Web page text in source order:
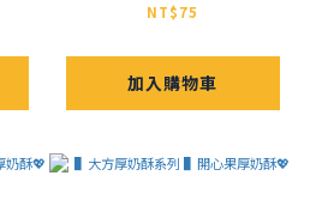
NT$75
加入購物車